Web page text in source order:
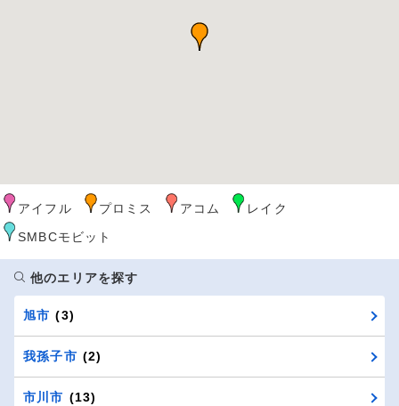
アイフル プロミス アコム
レイク
SMBCモビット
他のエリアを探す
旭市 (3)
我孫子市 (2)
市川市 (13)